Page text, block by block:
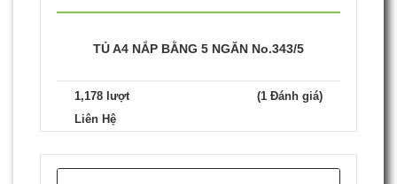
TỦ A4 NẮP BẰNG 5 NGĂN No.343/5
1,178 lượt
(1 Đánh giá)
Liên Hệ